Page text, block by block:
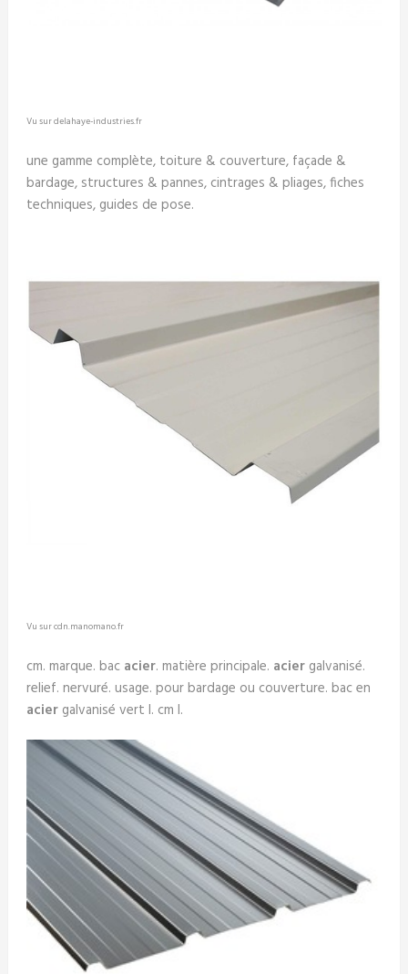
Vu sur delahaye-industries.fr
une gamme complète, toiture & couverture, façade &
bardage, structures & pannes, cintrages & pliages, fiches
techniques, guides de pose.
Vu sur cdn.manomano.fr
cm. marque. bac acier. matière principale. aciergalvanisé.
relief. nervuré. usage. pour bardage ou couverture. bac en
aciergalvanisé vert l. cm l.